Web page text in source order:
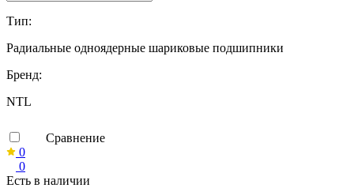
Тип:
Радиальные одноядерные шариковые подшипники
Бренд:
NTL
Сравнение
0
0
Есть в наличии